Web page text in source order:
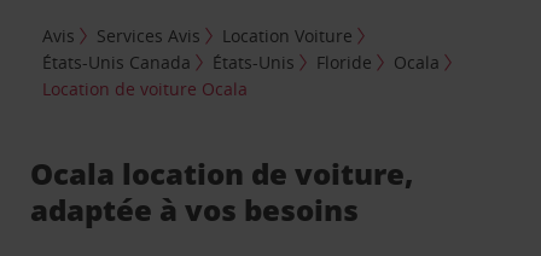
Avis Services Avis
Location Voiture
États-Unis Canada
États-Unis Floride
Ocala
Location de voiture Ocala
Ocala location de voiture,
adaptée à vos besoins